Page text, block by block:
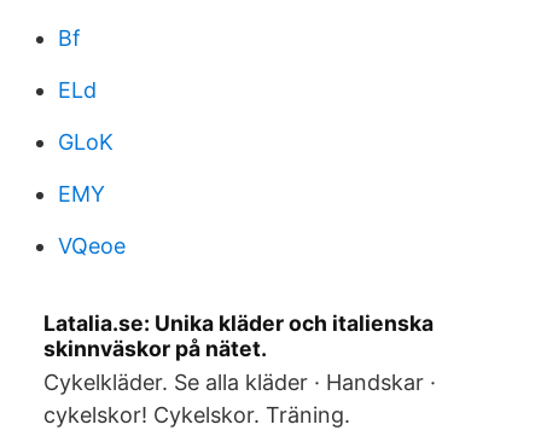
Bf
ELd
GLoK
EMY
VQeoe
Latalia.se: Unika kläder och italienska
skinnväskor på nätet.
Cykelkläder. Se alla kläder · Handskar ·
cykelskor! Cykelskor. Träning.